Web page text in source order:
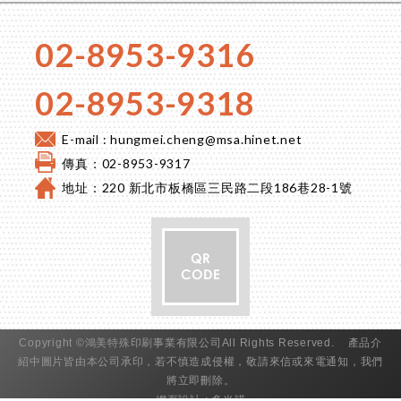
02-8953-9316
02-8953-9318
E-mail :hungmei.cheng@msa.hinet.net
傳真：02-8953-9317
地址：220 新北市板橋區三民路二段186巷28-1號
Copyright ©鴻美特殊印刷事業有限公司All Rights Reserved. 產品介
紹中圖片皆由本公司承印，若不慎造成侵權，敬請來信或來電通知，我們
將立即刪除。